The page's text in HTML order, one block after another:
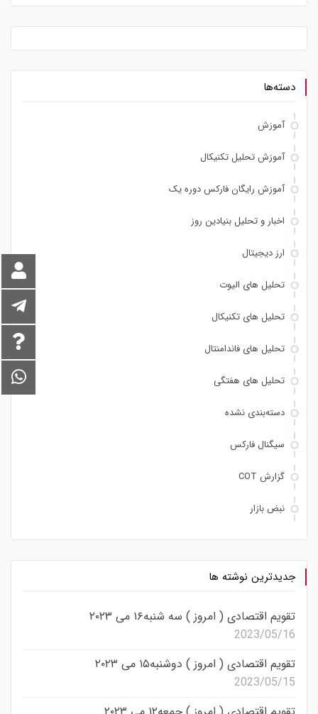
دسته‌ها
آموزش
آموزش تحلیل تکنیکال
آموزش رایگان فارکس دوره یک
اخبار و تحلیل بنیادین روز
ارز دیجیتال
تحلیل های الیوت
تحلیل های تکنیکال
تحلیل های فاندامنتال
تحلیل های هفتگی
دسته‌بندی نشده
سیگنال فارکس
گزارش COT
نبض بازار
جدیدترین نوشته ها
تقویم اقتصادی ( امروز ) سه شنبه۱۶ می ۲۰۲۳
2023/05/16
تقویم اقتصادی ( امروز ) دوشنبه۱۵ می ۲۰۲۳
2023/05/15